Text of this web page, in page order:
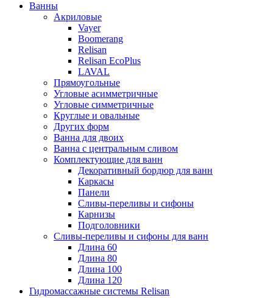
Ванны
Акриловые
Vayer
Boomerang
Relisan
Relisan EcoPlus
LAVAL
Прямоугольные
Угловые асимметричные
Угловые симметричные
Круглые и овальные
Других форм
Ванна для двоих
Ванна с центральным сливом
Комплектующие для ванн
Декоративный бордюр для ванн
Каркасы
Панели
Сливы-переливы и сифоны
Карнизы
Подголовники
Сливы-переливы и сифоны для ванн
Длина 60
Длина 80
Длина 100
Длина 120
Гидромассажные системы Relisan